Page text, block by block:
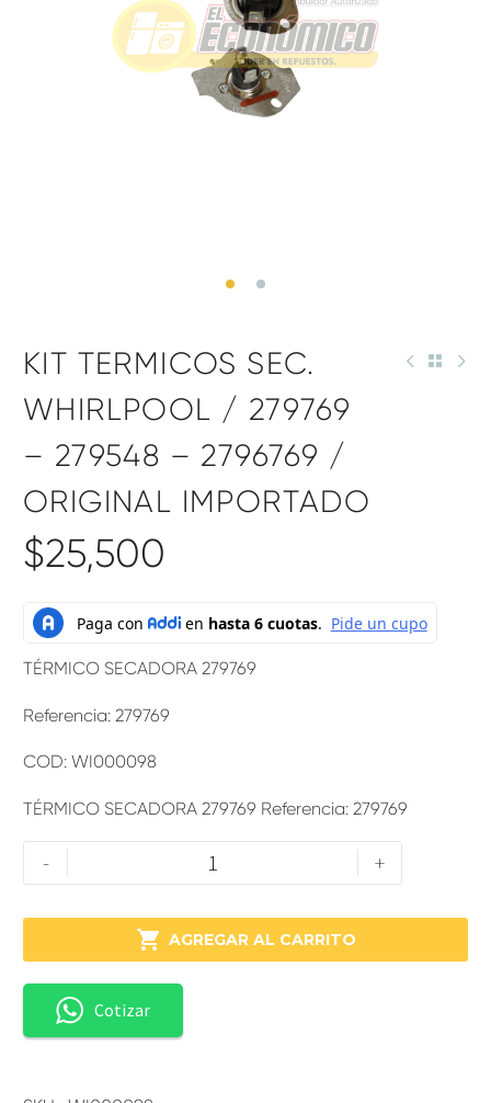
KIT TERMICOS SEC.
WHIRLPOOL / 279769
– 279548 – 2796769 /
ORIGINAL IMPORTADO
$25,500
TÉRMICO SECADORA 279769
Referencia: 279769
COD: WI000098
TÉRMICO SECADORA 279769 Referencia: 279769
- +
 AGREGAR AL CARRITO
Cotizar